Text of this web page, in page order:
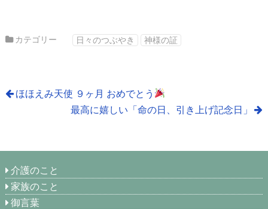
カテゴリー 日々のつぶやき 神様の証
ほほえみ天使 ９ヶ月 おめでとう
最高に嬉しい「命の日、引き上げ記念日」
介護のこと
家族のこと
御言葉